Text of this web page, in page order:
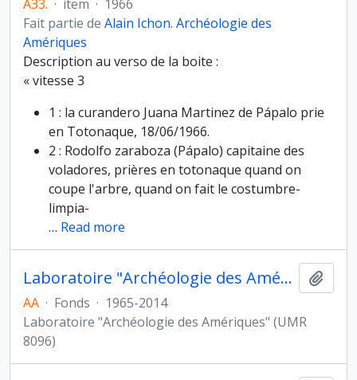
A33. · item · 1966
Fait partie de Alain Ichon. Archéologie des
Amériques
Description au verso de la boite :
« vitesse 3
1 : la curandero Juana Martinez de Pápalo prie
en Totonaque, 18/06/1966.
2 : Rodolfo zaraboza (Pápalo) capitaine des
voladores, prières en totonaque quand on
coupe l'arbre, quand on fait le costumbre-
limpia-
… Read more
Laboratoire "Archéologie des Amériques"
AA · Fonds · 1965-2014
Laboratoire "Archéologie des Amériques" (UMR
8096)